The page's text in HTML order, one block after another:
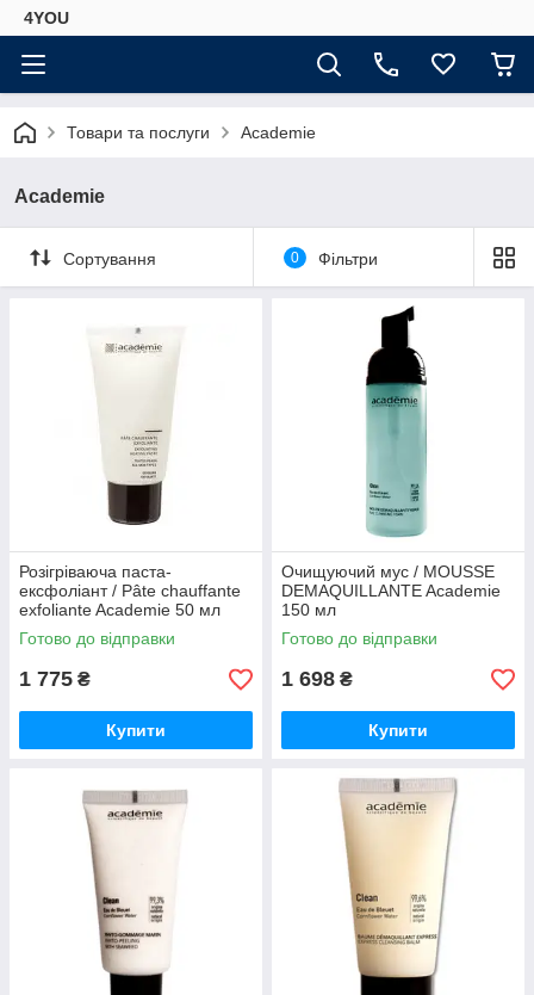
4YOU
Товари та послуги Academie
Academie
Сортування 0 Фільтри
Розігріваюча паста-
ексфоліант / Pâte chauffante
exfoliante Academie 50 мл
Готово до відправки
1 775 ₴
Купити
Очищуючий мус / MOUSSE
DEMAQUILLANTE Academie
150 мл
Готово до відправки
1 698 ₴
Купити